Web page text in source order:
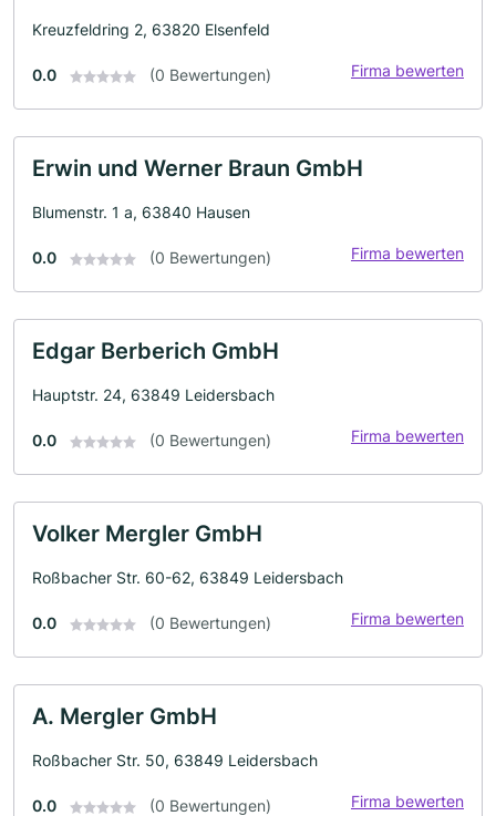
Kreuzfeldring 2, 63820 Elsenfeld
0.0 (0 Bewertungen) Firma bewerten
Erwin und Werner Braun GmbH
Blumenstr. 1 a, 63840 Hausen
0.0 (0 Bewertungen) Firma bewerten
Edgar Berberich GmbH
Hauptstr. 24, 63849 Leidersbach
0.0 (0 Bewertungen) Firma bewerten
Volker Mergler GmbH
Roßbacher Str. 60-62, 63849 Leidersbach
0.0 (0 Bewertungen) Firma bewerten
A. Mergler GmbH
Roßbacher Str. 50, 63849 Leidersbach
0.0 (0 Bewertungen) Firma bewerten